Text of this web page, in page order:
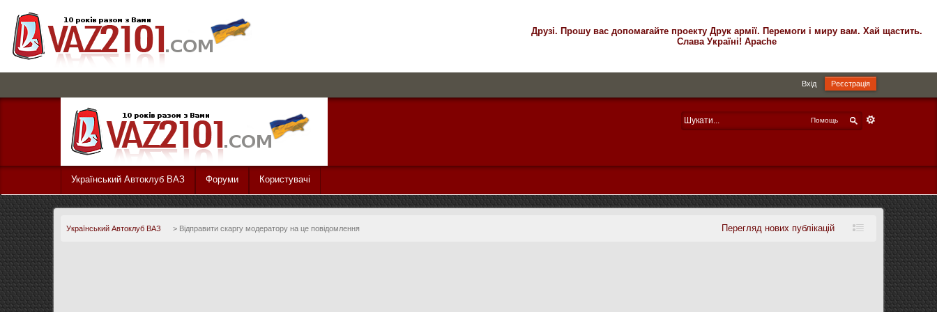
Друзі. Прошу вас допомагайте проекту Друк армії. Перемоги і миру вам. Хай щастить.
Слава Україні! Apache
Вхід Реєстрація
Помощь
Український Автоклуб ВАЗ Форуми Користувачі
Український Автоклуб ВАЗ > Відправити скаргу модератору на це повідомлення Перегляд нових публікацій